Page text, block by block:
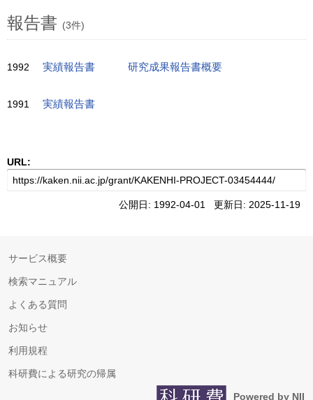
報告書 (3件)
1992 実績報告書 研究成果報告書概要
1991 実績報告書
URL:
公開日: 1992-04-01 更新日: 2025-11-19
サービス概要
検索マニュアル
よくある質問
お知らせ
利用規程
科研費による研究の帰属
Powered by NII